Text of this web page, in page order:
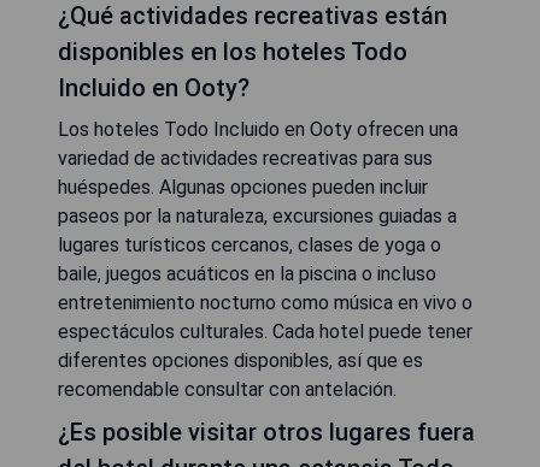
¿Qué actividades recreativas están
disponibles en los hoteles Todo
Incluido en Ooty?
Los hoteles Todo Incluido en Ooty ofrecen una
variedad de actividades recreativas para sus
huéspedes. Algunas opciones pueden incluir
paseos por la naturaleza, excursiones guiadas a
lugares turísticos cercanos, clases de yoga o
baile, juegos acuáticos en la piscina o incluso
entretenimiento nocturno como música en vivo o
espectáculos culturales. Cada hotel puede tener
diferentes opciones disponibles, así que es
recomendable consultar con antelación.
¿Es posible visitar otros lugares fuera